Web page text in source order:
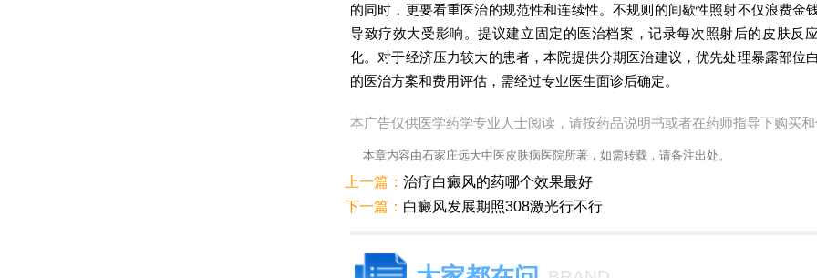
的同时，更要看重医治的规范性和连续性。不规则的间歇性照射不仅浪费金
导致疗效大受影响。提议建立固定的医治档案，记录每次照射后的皮肤反
化。对于经济压力较大的患者，本院提供分期医治建议，优先处理暴露部位
的医治方案和费用评估，需经过专业医生面诊后确定。
本广告仅供医学药学专业人士阅读，请按药品说明书或者在药师指导下购买
本章内容由石家庄远大中医皮肤病医院所著，如需转载，请备注出处。
上一篇： 治疗白癜风的药哪个效果最好
下一篇： 白癜风发展期照308激光行不行